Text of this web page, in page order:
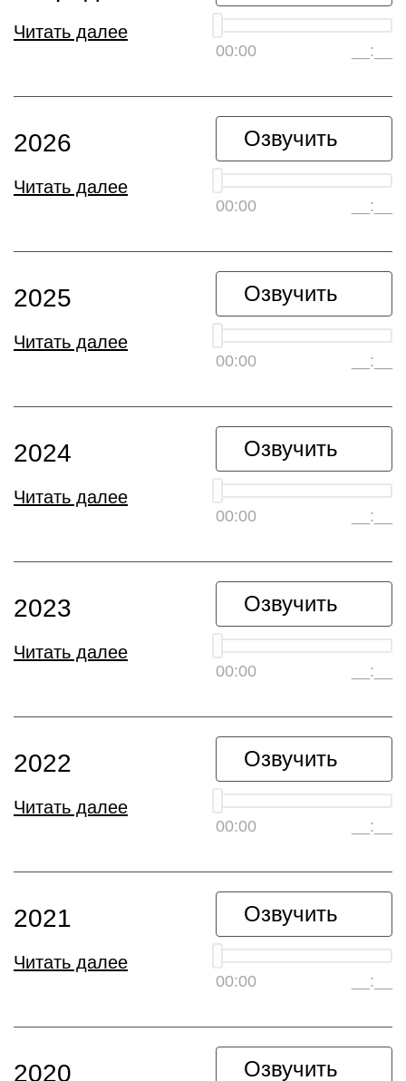
00:00 __:__
Читать далее
Озвучить
00:00 __:__
2026
Читать далее
Озвучить
00:00 __:__
2025
Читать далее
Озвучить
00:00 __:__
2024
Читать далее
Озвучить
00:00 __:__
2023
Читать далее
Озвучить
00:00 __:__
2022
Читать далее
Озвучить
00:00 __:__
2021
Читать далее
Озвучить
2020